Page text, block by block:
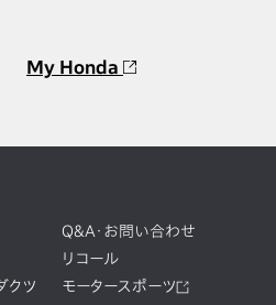
My Honda
クツ
Q&A・お問い合わせ
リコール
モータースポーツ